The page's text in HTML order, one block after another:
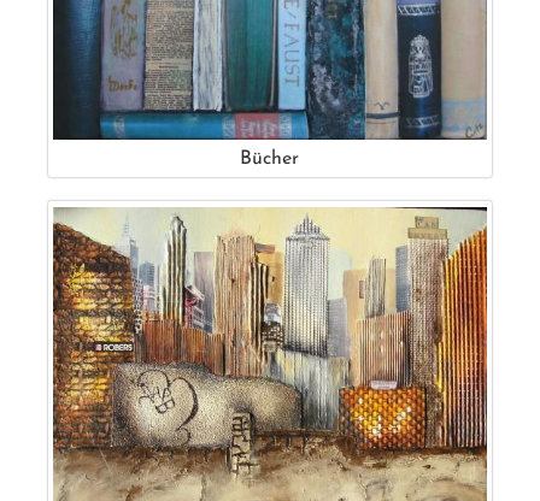
Bücher